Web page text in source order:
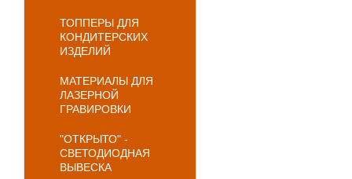
ТОППЕРЫ ДЛЯ
КОНДИТЕРСКИХ
ИЗДЕЛИЙ
МАТЕРИАЛЫ ДЛЯ
ЛАЗЕРНОЙ
ГРАВИРОВКИ
"ОТКРЫТО" -
СВЕТОДИОДНАЯ
ВЫВЕСКА